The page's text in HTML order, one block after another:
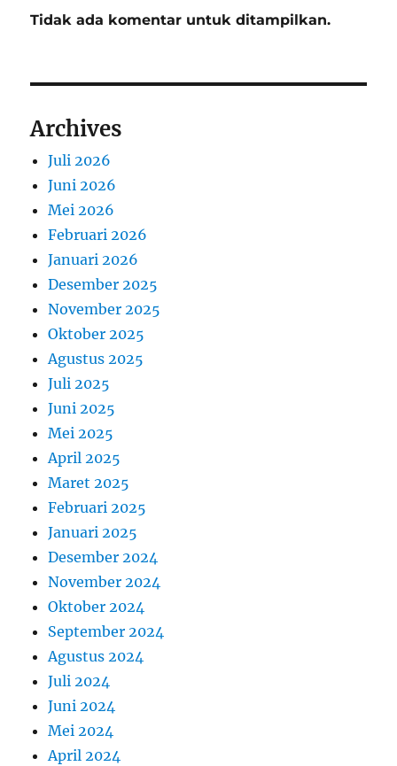
Tidak ada komentar untuk ditampilkan.
Archives
Juli 2026
Juni 2026
Mei 2026
Februari 2026
Januari 2026
Desember 2025
November 2025
Oktober 2025
Agustus 2025
Juli 2025
Juni 2025
Mei 2025
April 2025
Maret 2025
Februari 2025
Januari 2025
Desember 2024
November 2024
Oktober 2024
September 2024
Agustus 2024
Juli 2024
Juni 2024
Mei 2024
April 2024